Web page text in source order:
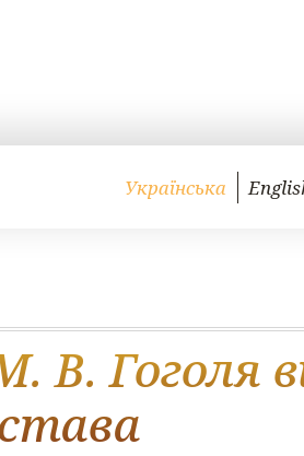
Українська
В. Гоголя